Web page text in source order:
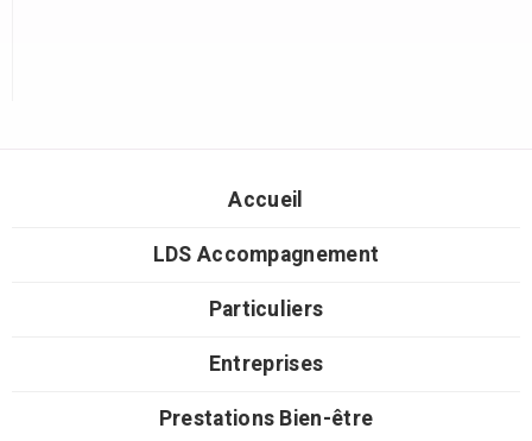
Accueil
LDS Accompagnement
Particuliers
Entreprises
Prestations Bien-être